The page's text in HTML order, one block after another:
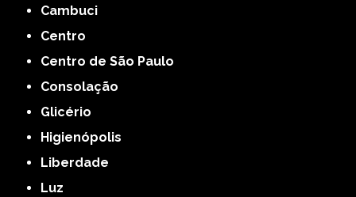
Cambuci
Centro
Centro de São Paulo
Consolação
Glicério
Higienópolis
Liberdade
Luz